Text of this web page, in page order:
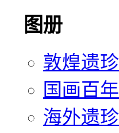
图册
敦煌遗珍
国画百年
海外遗珍